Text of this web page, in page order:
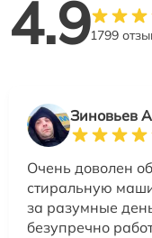
4.91799
Зиновьев
Очень доволен
стиральную
за разумные
безупречно